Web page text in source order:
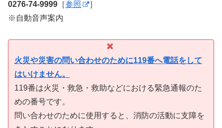
0276-74-9999 ［参照
］
※自動音声案内
火災や災害の問い合わせのために119番へ電話をして
はいけません。
119番は火災・救急・救助などにおける緊急通報のた
めの番号です。
問い合わせのために使用すると、消防の活動に支障を